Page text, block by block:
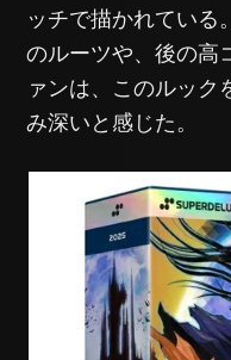
ッチで描かれている
のルーツや、後の高
ァンは、このルック
み深いと感じた。